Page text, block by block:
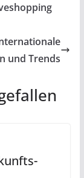
und Trends